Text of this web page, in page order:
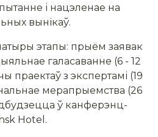
і нацэленае на
вынікаў.
этапы: прыём заявак
галасаванне (6 - 12
праектаў з экспертамі (19
мерапрыемства (26
ў канферэнц-
Hotel.